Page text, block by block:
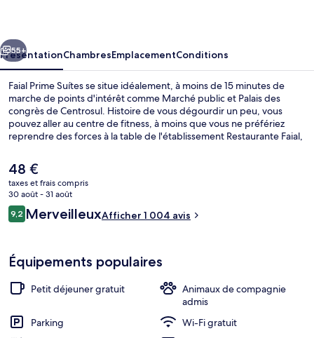
Suivant
55+
PrésentationChambresEmplacementConditions
Faial Prime Suítes se situe idéalement, à moins de 15 minutes de
marche de points d'intérêt comme Marché public et Palais des
congrès de Centrosul. Histoire de vous dégourdir un peu, vous
pouvez aller au centre de fitness, à moins que vous ne préfériez
reprendre des forces à la table de l'établissement Restaurante Faial,
régale de ses spécialités Cuisine internationale. Cet hôtel de style
Art déco abrite en outre un bar / salon et un snack-bar/une épicerie
fine. Les autres voyageurs adorent le personnel attentionné.
Le
prix
actuel
est
de
48 €
taxes et frais compris
30 août - 31 août
Avis
voyageurs
9,29,2 sur 10
MerveilleuxAfficher 1 004 avis
Équipements populaires
Petit déjeuner gratuit
Animaux de compagnie
admis
Parking
Wi-Fi gratuit